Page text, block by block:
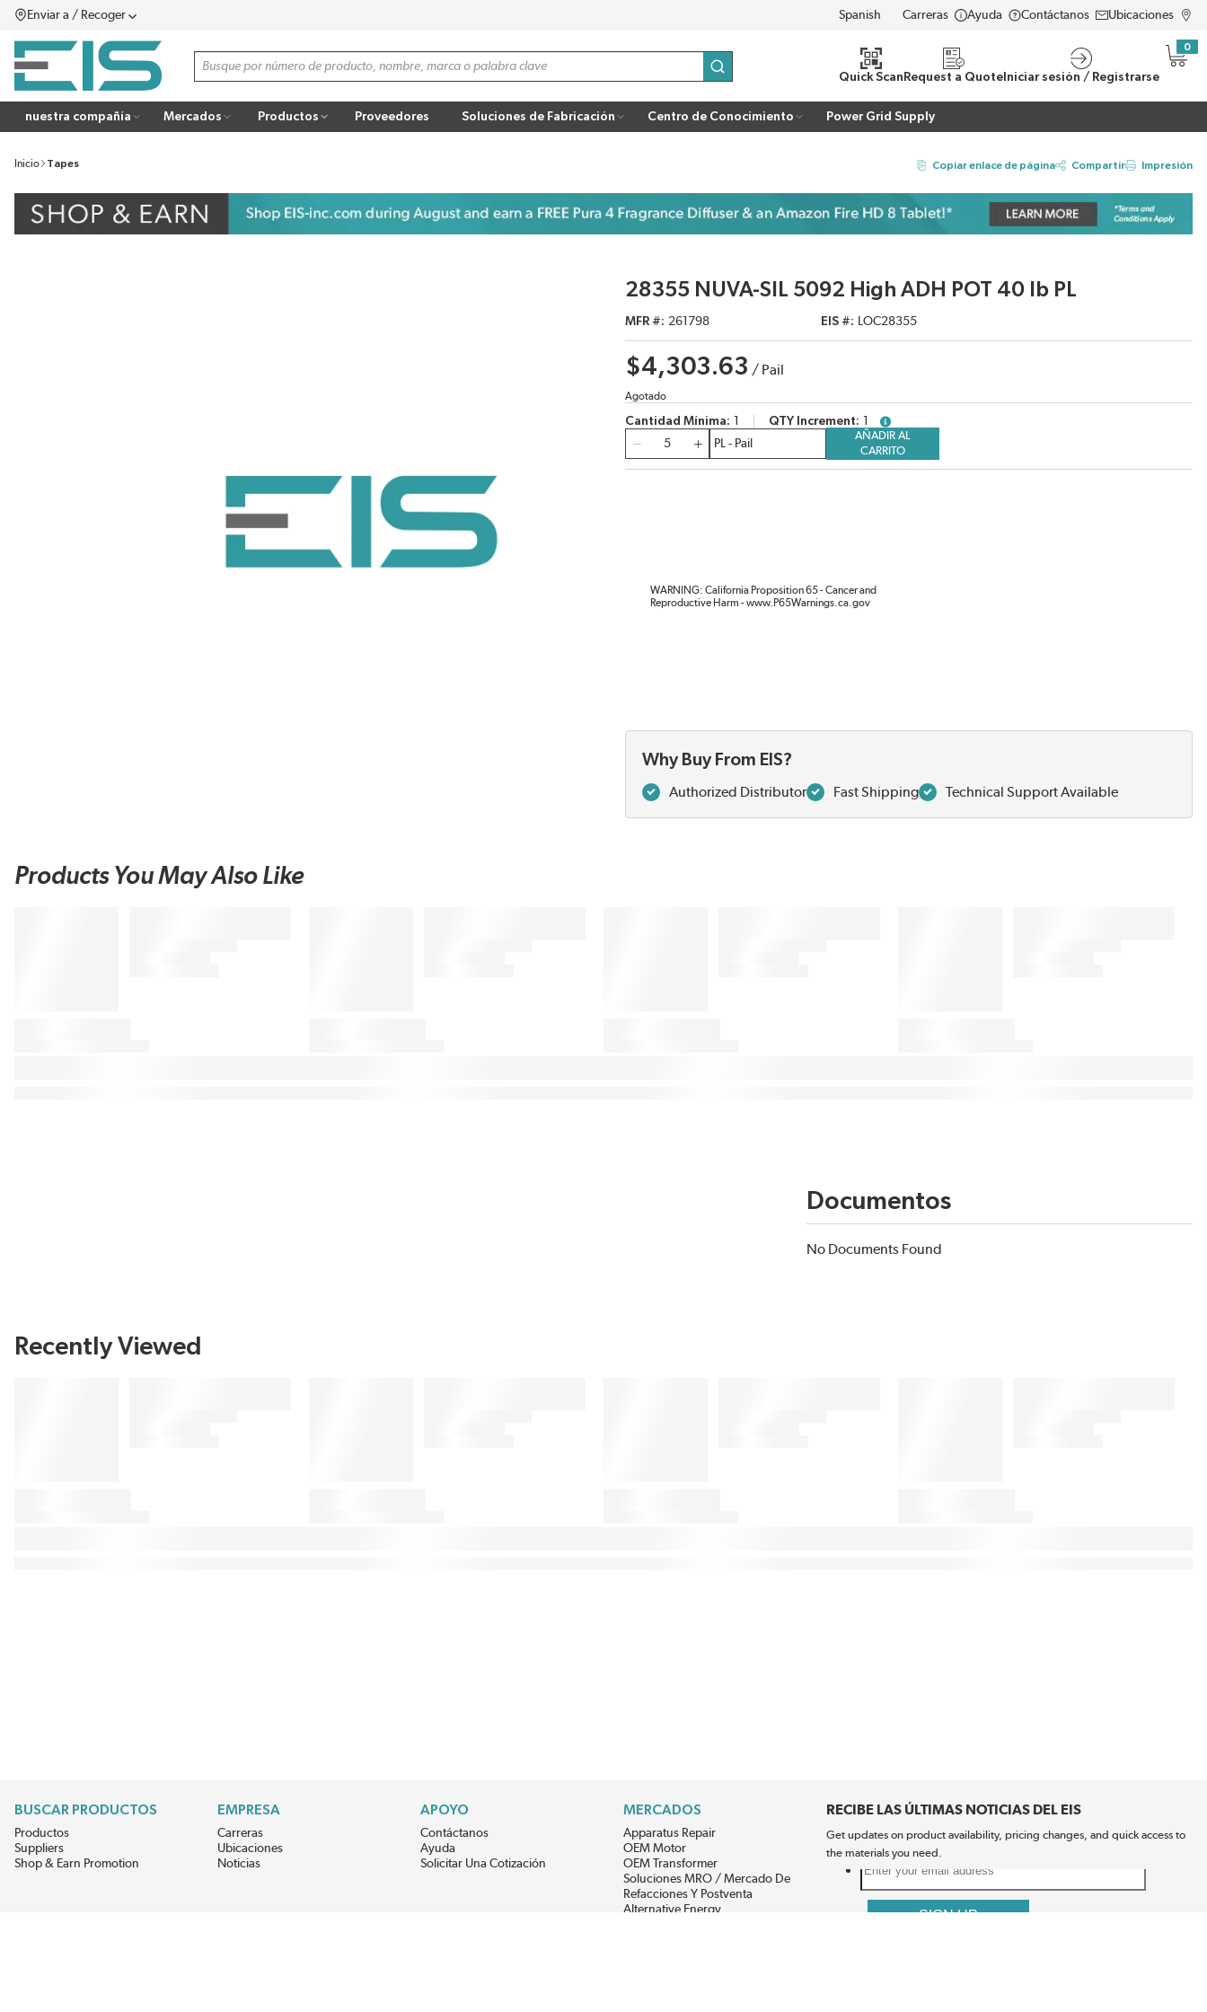
SALTAR AL CONTENIDO PRINCIPAL
Enviar a / Recoger
menú LANGUAGE
Carreras Ayuda Contáctanos Ubicaciones
Búsqueda de sitio
enviar búsqueda
Quick Scan Request a Quote Iniciar sesión / Registrarse
0
{0}
nuestra compañía Mercados Productos
more info Proveedores Soluciones de Fabricación Centro de Conocimiento Power Grid Supply
Inicio Tapes Copiar enlace de página Compartir Impresión
28355 NUVA-SIL 5092 High ADH POT 40 lb PL
MFR # 261798 EIS # LOC28355
$4,303.63 / Pail
Agotado
Cantidad Mínima QTY Increment
more info
Cantidad
AÑADIR AL
CARRITO
WARNING: California Proposition 65 - Cancer and
Reproductive Harm - www.P65Warnings.ca.gov
Why Buy From EIS?
Authorized Distributor Fast Shipping Technical Support Available
Products You May Also Like
Documentos
No Documents Found
Recently Viewed
BUSCAR PRODUCTOS
Productos
Suppliers
Shop & Earn Promotion
EMPRESA
Carreras
Ubicaciones
Noticias
APOYO
Contáctanos
Ayuda
Solicitar Una Cotización
MERCADOS
Apparatus Repair
OEM Motor
OEM Transformer
Soluciones MRO / Mercado De
Refacciones Y Postventa
Alternative Energy
RECIBE LAS ÚLTIMAS NOTICIAS DEL EIS
Get updates on product availability, pricing changes, and quick access to
the materials you need.